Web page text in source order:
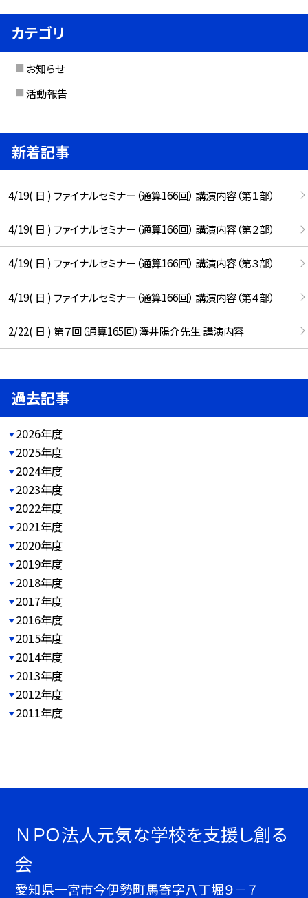
カテゴリ
お知らせ
活動報告
新着記事
4/19( 日 ) ファイナルセミナー（通算166回） 講演内容（第１部）
4/19( 日 ) ファイナルセミナー（通算166回） 講演内容（第２部）
4/19( 日 ) ファイナルセミナー（通算166回） 講演内容（第３部）
4/19( 日 ) ファイナルセミナー（通算166回） 講演内容（第４部）
2/22( 日 ) 第７回（通算165回）澤井陽介先生 講演内容
過去記事
2026年度
2025年度
2024年度
2023年度
2022年度
2021年度
2020年度
2019年度
2018年度
2017年度
2016年度
2015年度
2014年度
2013年度
2012年度
2011年度
ＮＰＯ法人元気な学校を支援し創る
会
愛知県一宮市今伊勢町馬寄字八丁堀９－７